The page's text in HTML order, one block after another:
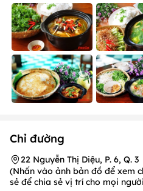
Chỉ đường
22 Nguyễn Thị Diệu, P. 6, Q. 3
(Nhấn vào ảnh bản đồ để xem
sẻ để chia sẻ vị trí cho mọi